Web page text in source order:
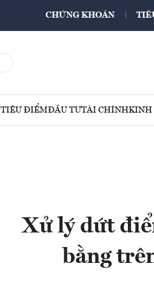
CHỨNG KHOÁN
TIÊU ĐIỂMĐẦU TƯTÀI CHÍNHKINH
Xử lý dứt
bằng